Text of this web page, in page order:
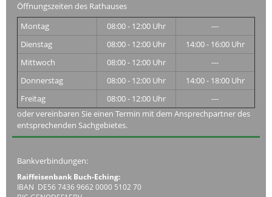
Öffnungszeiten des Rathauses
Montag
08:00 - 12:00 Uhr
---
Dienstag
08:00 - 12:00 Uhr
14:00 - 16:00 Uhr
Mittwoch
08:00 - 12:00 Uhr
---
Donnerstag
08:00 - 12:00 Uhr
14:00 - 18:00 Uhr
Freitag
08:00 - 12:00 Uhr
---
oder vereinbaren Sie einen Termin mit dem Ansprechpartner des
entsprechenden Sachgebietes.
Bankverbindungen:
Raiffeisenbank Buch-Eching:
IBAN DE56 7436 9662 0000 5102 70